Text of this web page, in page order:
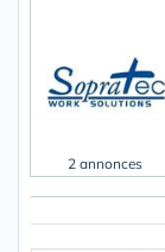
2 annonces